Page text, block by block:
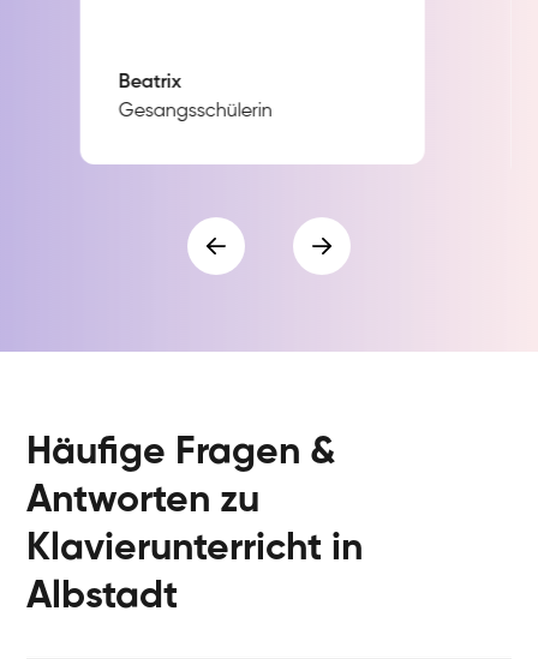
Beatrix
Gesangsschülerin
Häufige Fragen &
Antworten zu
Klavierunterricht in
Albstadt